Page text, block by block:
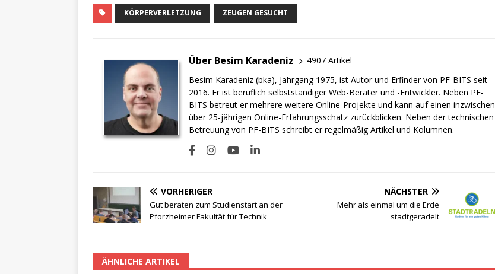
KÖRPERVERLETZUNG ZEUGEN GESUCHT
Über Besim Karadeniz
4907 Artikel
Besim Karadeniz (bka), Jahrgang 1975, ist Autor und Erfinder von PF-BITS seit
2016. Er ist beruflich selbstständiger Web-Berater und -Entwickler. Neben PF-
BITS betreut er mehrere weitere Online-Projekte und kann auf einen inzwischen
über 25-jährigen Online-Erfahrungsschatz zurückblicken. Neben der technischen
Betreuung von PF-BITS schreibt er regelmäßig Artikel und Kolumnen.
VORHERIGER
Gut beraten zum Studienstart an der
Pforzheimer Fakultät für Technik
NÄCHSTER
Mehr als einmal um die Erde
stadtgeradelt
ÄHNLICHE ARTIKEL